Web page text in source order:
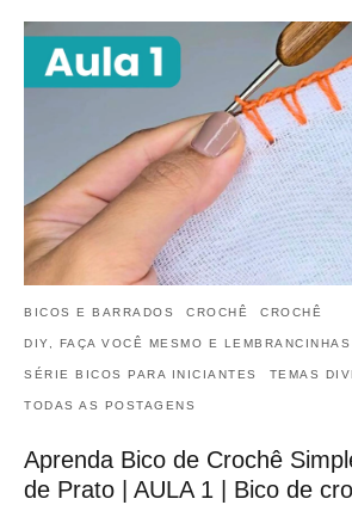
BICOS E BARRADOS CROCHÊ CROCHÊ
DIY, FAÇA VOCÊ MESMO E LEMBRANCINHAS
SÉRIE BICOS PARA INICIANTES TEMAS
TODAS AS POSTAGENS
Aprenda Bico de Crochê
de Prato | AULA 1 | Bico de